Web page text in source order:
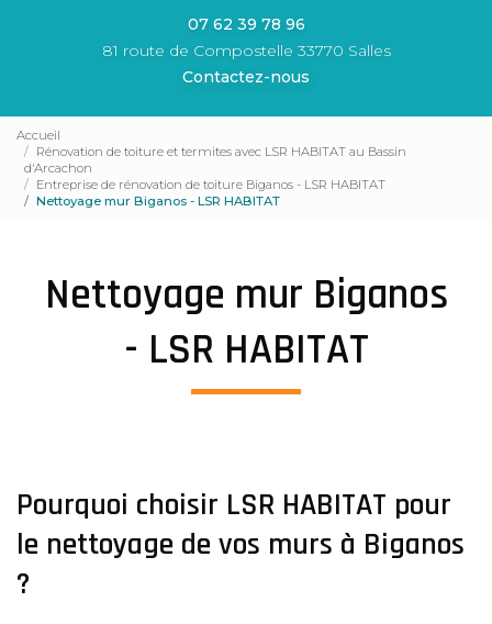
07 62 39 78 96
81 route de Compostelle 33770 Salles
Contactez-nous
Accueil
Rénovation de toiture et termites avec LSR HABITAT au Bassin
d'Arcachon
Entreprise de rénovation de toiture Biganos - LSR HABITAT
Nettoyage mur Biganos - LSR HABITAT
Nettoyage mur Biganos
- LSR HABITAT
Pourquoi choisir LSR HABITAT pour
le nettoyage de vos murs à Biganos
?